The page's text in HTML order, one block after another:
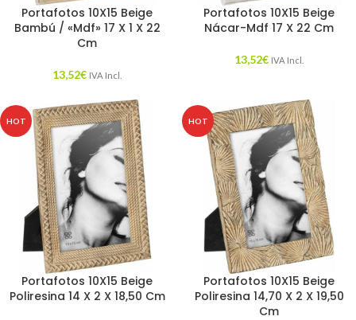
Portafotos 10X15 Beige
Bambú / «Mdf» 17 X 1 X 22
Cm
13,52€ IVA Incl.
Portafotos 10X15 Beige
Nácar-Mdf 17 X 22 Cm
13,52€ IVA Incl.
HOT
Portafotos 10X15 Beige
Poliresina 14 X 2 X 18,50 Cm
HOT
Portafotos 10X15 Beige
Poliresina 14,70 X 2 X 19,50
Cm